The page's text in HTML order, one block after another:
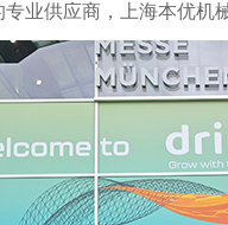
业供应商，上海本优机